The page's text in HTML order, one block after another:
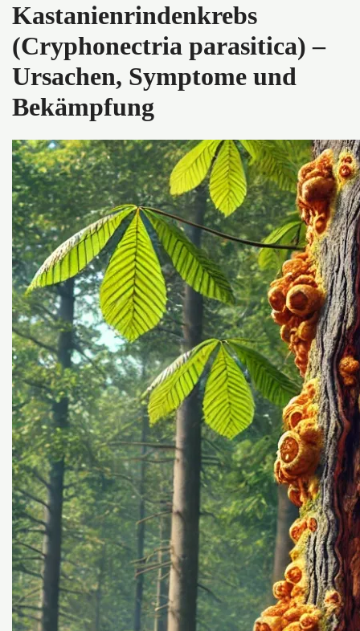
Kastanienrindenkrebs
(Cryphonectria parasitica) –
Ursachen, Symptome und
Bekämpfung